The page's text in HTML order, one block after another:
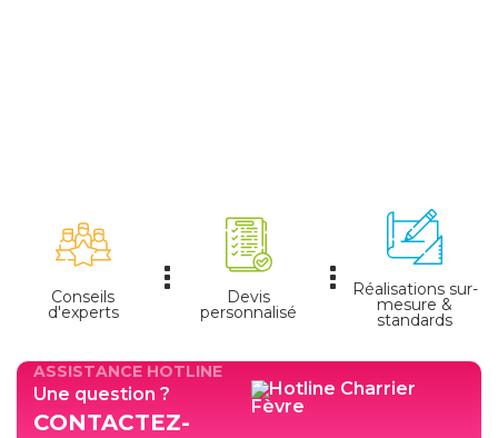
Conseils
d'experts
Devis
personnalisé
Réalisations sur-
mesure &
standards
ASSISTANCE HOTLINE
Une question ?
CONTACTEZ-